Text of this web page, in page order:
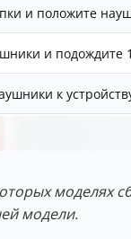
и положите
и подождите
к
моделях
модели.